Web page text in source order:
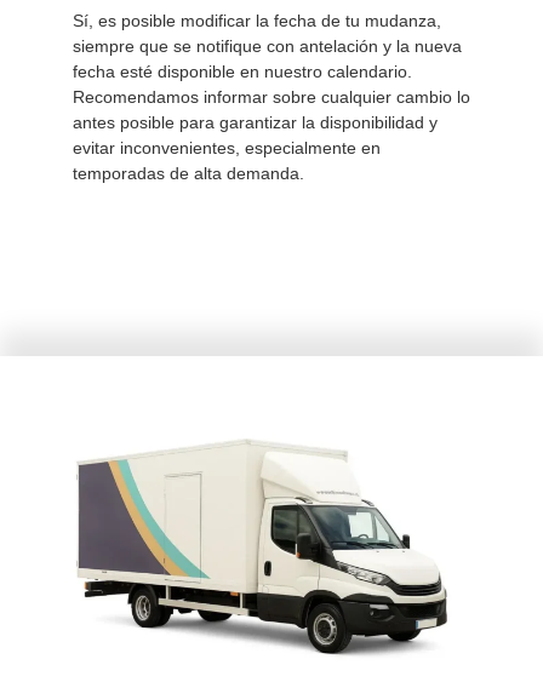
Sí, es posible modificar la fecha de tu mudanza,
siempre que se notifique con antelación y la nueva
fecha esté disponible en nuestro calendario.
Recomendamos informar sobre cualquier cambio lo
antes posible para garantizar la disponibilidad y
evitar inconvenientes, especialmente en
temporadas de alta demanda.